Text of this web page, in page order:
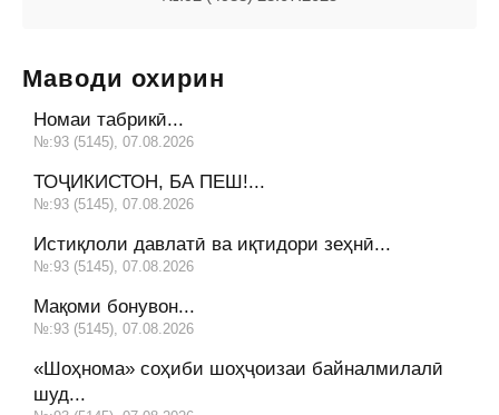
Маводи охирин
Номаи табрикӣ...
№:93 (5145), 07.08.2026
ТОҶИКИСТОН, БА ПЕШ!...
№:93 (5145), 07.08.2026
Истиқлоли давлатӣ ва иқтидори зеҳнӣ...
№:93 (5145), 07.08.2026
Мақоми бонувон...
№:93 (5145), 07.08.2026
«Шоҳнома» соҳиби шоҳҷоизаи байналмилалӣ
шуд...